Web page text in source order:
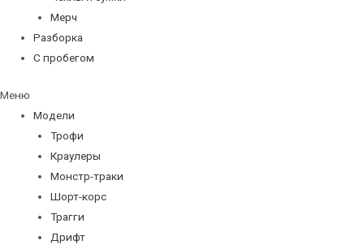
Мерч
Разборка
С пробегом
Меню
Модели
Трофи
Краулеры
Монстр-траки
Шорт-корс
Трагги
Дрифт